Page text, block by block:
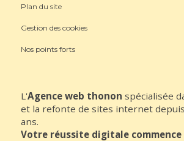
Plan du site
Gestion des cookies
Nos points forts
L'Agence web thonon spécialisée
et la refonte de sites internet
ans.
Votre réussite digitale